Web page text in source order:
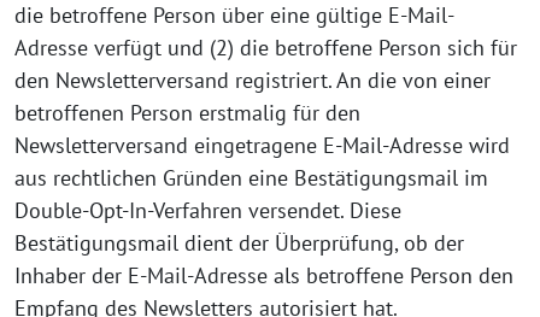
die betroffene Person über eine gültige E-Mail-
Adresse verfügt und (2) die betroffene Person sich für
den Newsletterversand registriert. An die von einer
betroffenen Person erstmalig für den
Newsletterversand eingetragene E-Mail-Adresse wird
aus rechtlichen Gründen eine Bestätigungsmail im
Double-Opt-In-Verfahren versendet. Diese
Bestätigungsmail dient der Überprüfung, ob der
Inhaber der E-Mail-Adresse als betroffene Person den
Empfang des Newsletters autorisiert hat.